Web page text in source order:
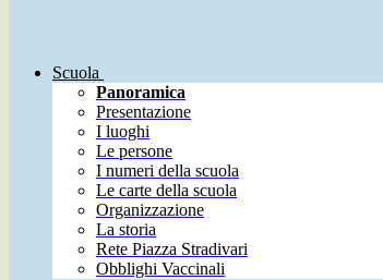
Scuola
Panoramica
Presentazione
I luoghi
Le persone
I numeri della scuola
Le carte della scuola
Organizzazione
La storia
Rete Piazza Stradivari
Obblighi Vaccinali